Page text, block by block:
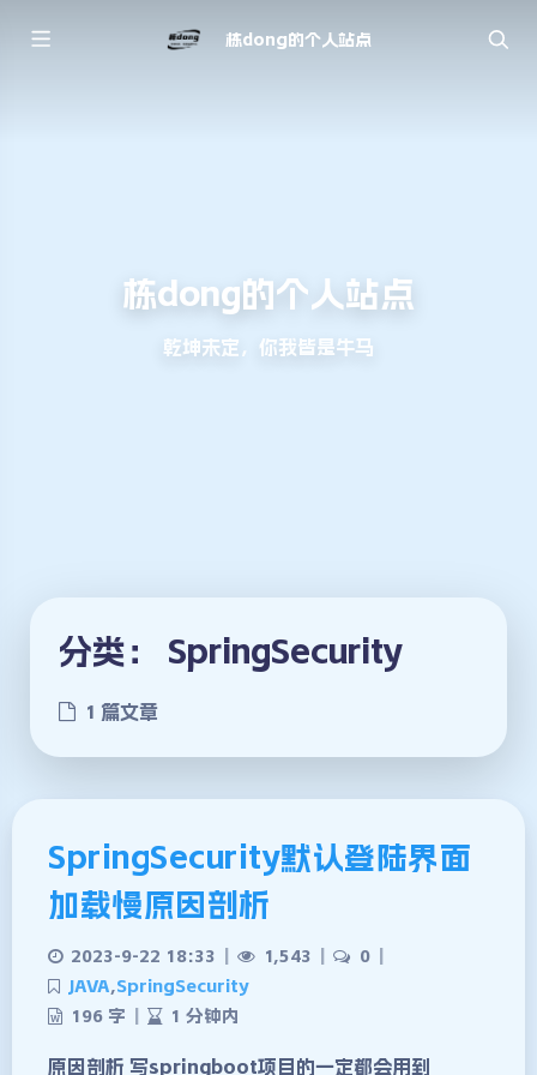
栋dong的个人站点
栋dong的个人站点
乾坤未定，你我皆是牛马
夜间模式
分类： SpringSecurity
1 篇文章
SpringSecurity默认登陆界面
加载慢原因剖析
2023-9-22 18:33 1,543 0
JAVA SpringSecurity
196 字
1 分钟内
原因剖析 写springboot项目的一定都会用到